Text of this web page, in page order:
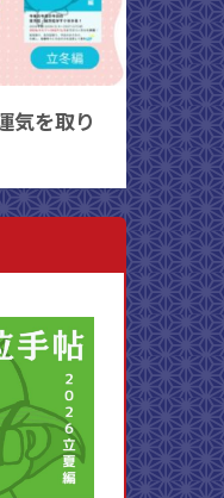
気を取り